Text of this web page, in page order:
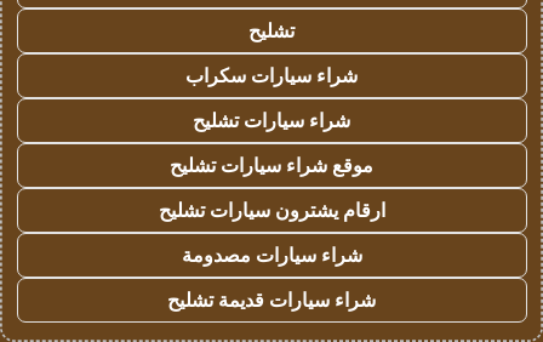
تشليح
شراء سيارات سكراب
شراء سيارات تشليح
موقع شراء سيارات تشليح
ارقام يشترون سيارات تشليح
شراء سيارات مصدومة
شراء سيارات قديمة تشليح